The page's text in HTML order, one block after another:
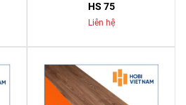
HS 75
Liên hệ